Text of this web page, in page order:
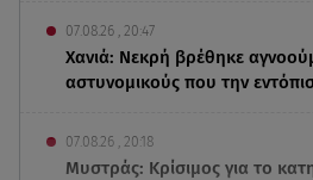
07.08.26 , 20:47
Χανιά: Νεκρή βρέθηκε
αστυνομικούς που την
07.08.26 , 20:18
Μυστράς: Κρίσιμος για το